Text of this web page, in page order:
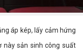
áp kép, lấy cảm hứng
này sản sinh công suất